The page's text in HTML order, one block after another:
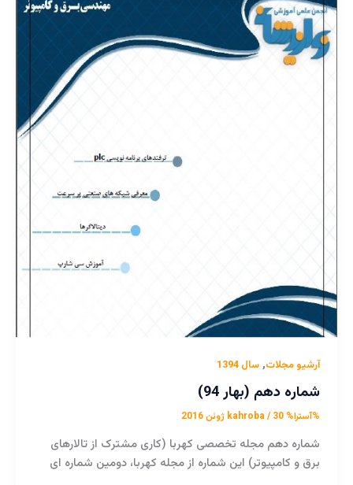
آرشیو مجلات, سال 1394
شماره دهم (بهار 94)
%آسترا% kahroba/ 30 ژوئن 2016
شماره دهم مجله تخصصی کهربا (کاری مشترک از تالارهای
برق و کامپیوتر) این شماره از مجله کهربا، دومین شماره ای